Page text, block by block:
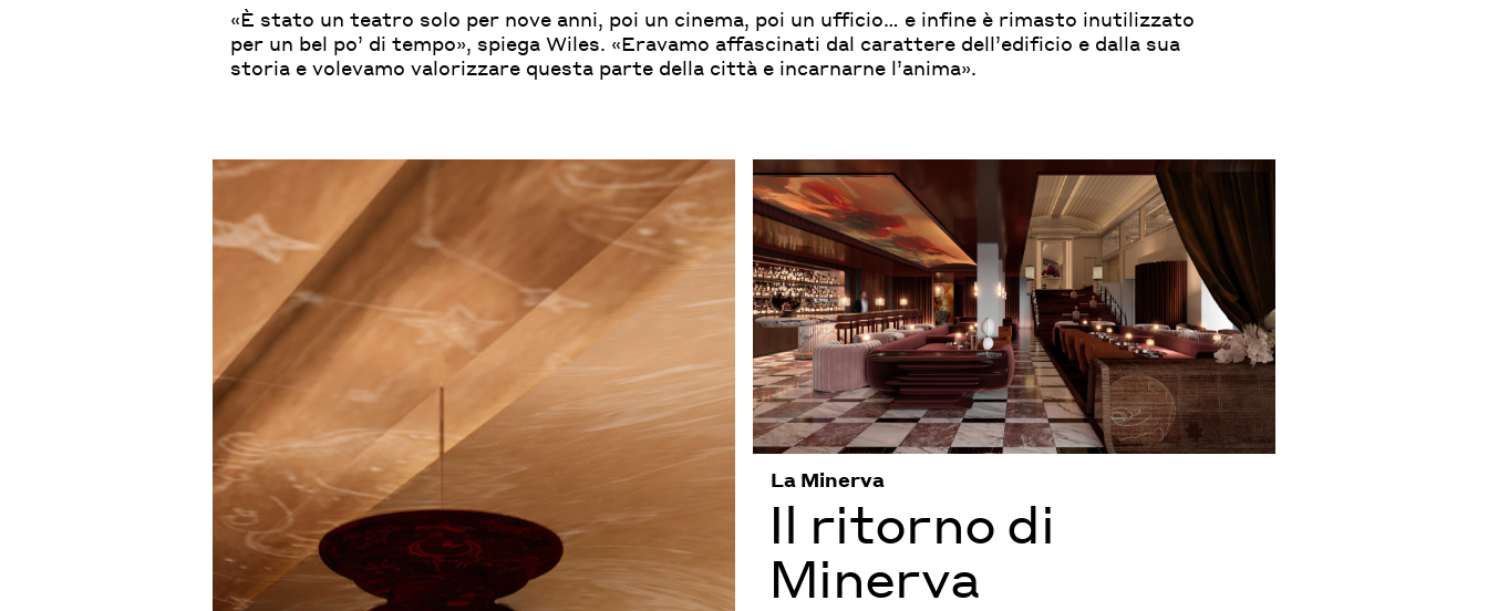
«È stato un teatro solo per nove anni, poi un cinema, poi un ufficio… e infine è rimasto inutilizzato
per un bel po’ di tempo», spiega Wiles. «Eravamo affascinati dal carattere dell’edificio e dalla sua
storia e volevamo valorizzare questa parte della città e incarnarne l’anima».
La Minerva
Il ritorno di
Minerva